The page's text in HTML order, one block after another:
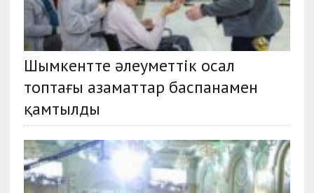
Шымкентте әлеуметтік осал
топтағы азаматтар баспанамен
қамтылды